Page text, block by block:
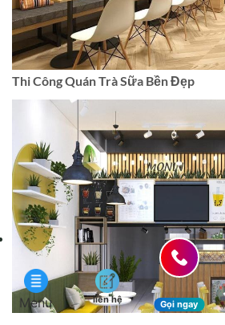
Thi Công Quán Trà Sữa Bền Đẹp
Menu liên hệ Gọi ngay